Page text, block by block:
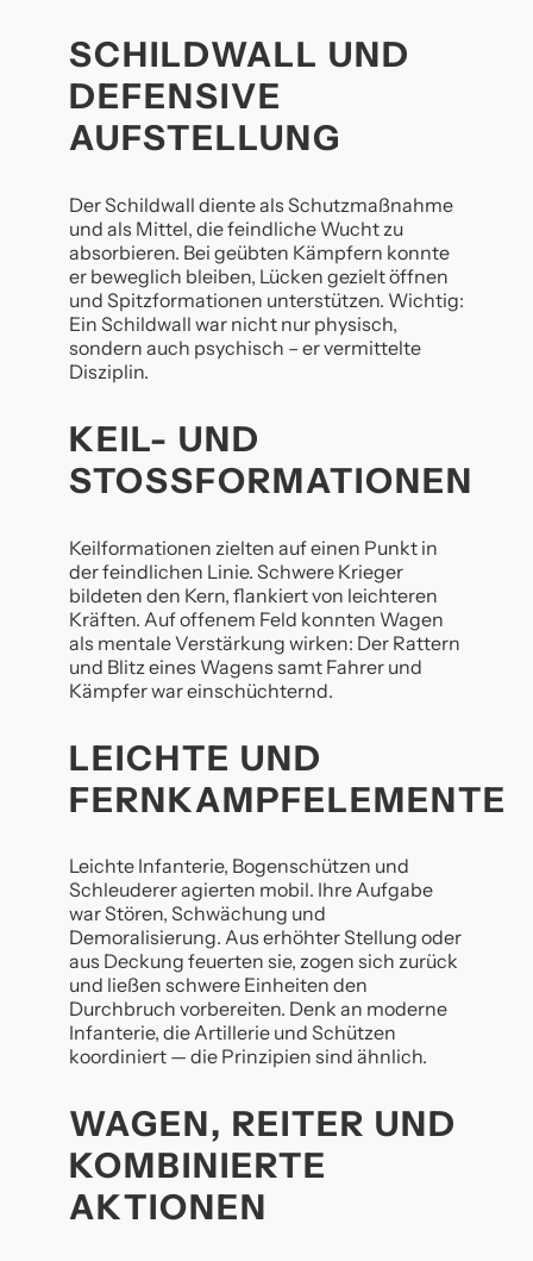
SCHILDWALL UND
DEFENSIVE
AUFSTELLUNG
Der Schildwall diente als Schutzmaßnahme
und als Mittel, die feindliche Wucht zu
absorbieren. Bei geübten Kämpfern konnte
er beweglich bleiben, Lücken gezielt öffnen
und Spitzformationen unterstützen. Wichtig:
Ein Schildwall war nicht nur physisch,
sondern auch psychisch – er vermittelte
Disziplin.
KEIL- UND
STOSSFORMATIONEN
Keilformationen zielten auf einen Punkt in
der feindlichen Linie. Schwere Krieger
bildeten den Kern, flankiert von leichteren
Kräften. Auf offenem Feld konnten Wagen
als mentale Verstärkung wirken: Der Rattern
und Blitz eines Wagens samt Fahrer und
Kämpfer war einschüchternd.
LEICHTE UND
FERNKAMPFELEMENTE
Leichte Infanterie, Bogenschützen und
Schleuderer agierten mobil. Ihre Aufgabe
war Stören, Schwächung und
Demoralisierung. Aus erhöhter Stellung oder
aus Deckung feuerten sie, zogen sich zurück
und ließen schwere Einheiten den
Durchbruch vorbereiten. Denk an moderne
Infanterie, die Artillerie und Schützen
koordiniert — die Prinzipien sind ähnlich.
WAGEN, REITER UND
KOMBINIERTE
AKTIONEN